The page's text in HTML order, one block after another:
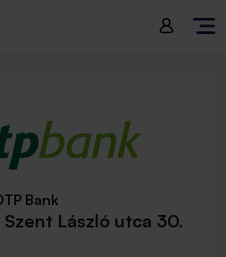
Bank
László utca 30.